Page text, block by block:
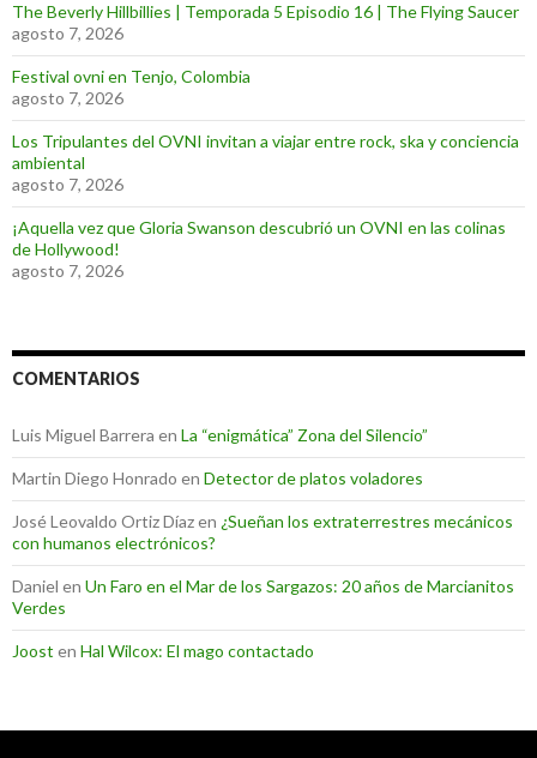
The Beverly Hillbillies | Temporada 5 Episodio 16 | The Flying Saucer
agosto 7, 2026
Festival ovni en Tenjo, Colombia
agosto 7, 2026
Los Tripulantes del OVNI invitan a viajar entre rock, ska y conciencia
ambiental
agosto 7, 2026
¡Aquella vez que Gloria Swanson descubrió un OVNI en las colinas
de Hollywood!
agosto 7, 2026
COMENTARIOS
Luis Miguel Barrera en La “enigmática” Zona del Silencio”
Martin Diego Honrado en Detector de platos voladores
José Leovaldo Ortiz Díazen ¿Sueñan los extraterrestres mecánicos
con humanos electrónicos?
Daniel en Un Faro en el Mar de los Sargazos: 20 años de Marcianitos
Verdes
Joost en Hal Wilcox: El mago contactado